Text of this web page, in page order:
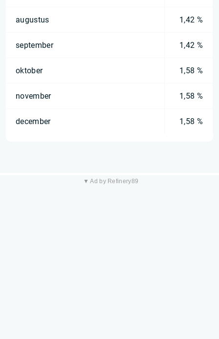
augustus 1,42 %
september 1,42 %
oktober 1,58 %
november 1,58 %
december 1,58 %
▼ Ad by Refinery89